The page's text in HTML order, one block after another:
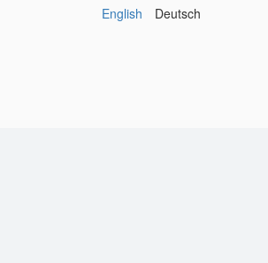
English Deutsch